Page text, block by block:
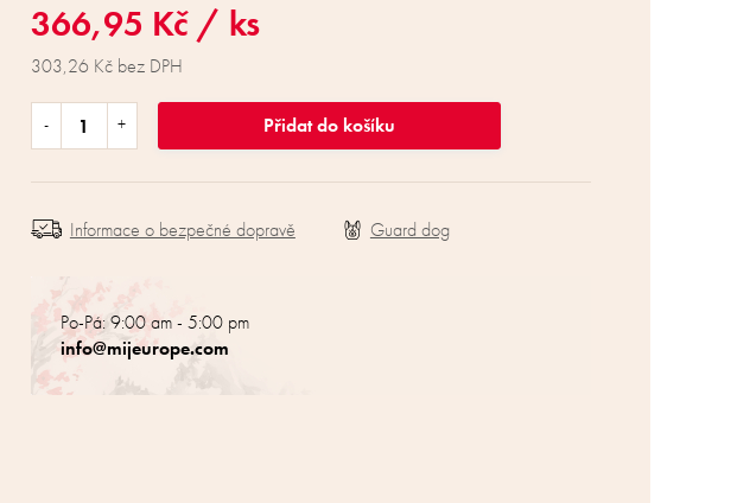
366,95 Kč / ks
303,26 Kč bez DPH
Přidat do košíku
Po-Pá: 9:00 am - 5:00 pm
info@mijeurope.com
Informace o bezpečné dopravě